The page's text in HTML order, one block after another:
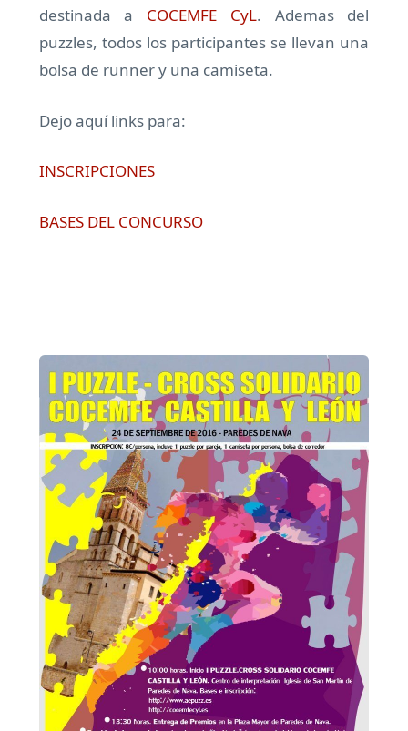
destinada a COCEMFE CyL. Ademas del
puzzles, todos los participantes se llevan una
bolsa de runner y una camiseta.
Dejo aquí links para:
INSCRIPCIONES
BASES DEL CONCURSO